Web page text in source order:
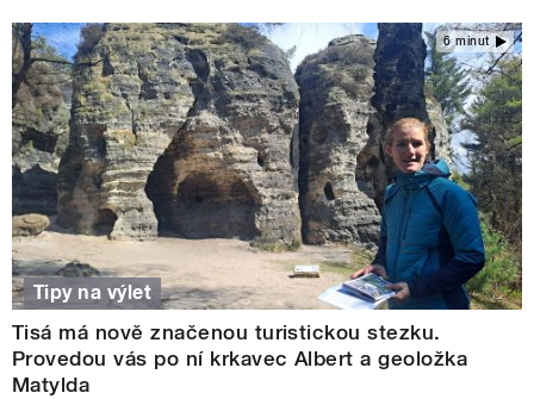
6 minut
Tipy na výlet
Tisá má nově značenou turistickou stezku.
Provedou vás po ní krkavec Albert a geoložka
Matylda